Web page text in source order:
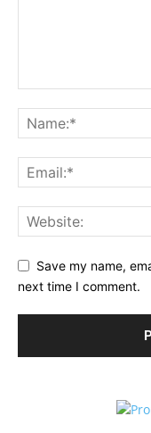
Save my name,
next time I comment.